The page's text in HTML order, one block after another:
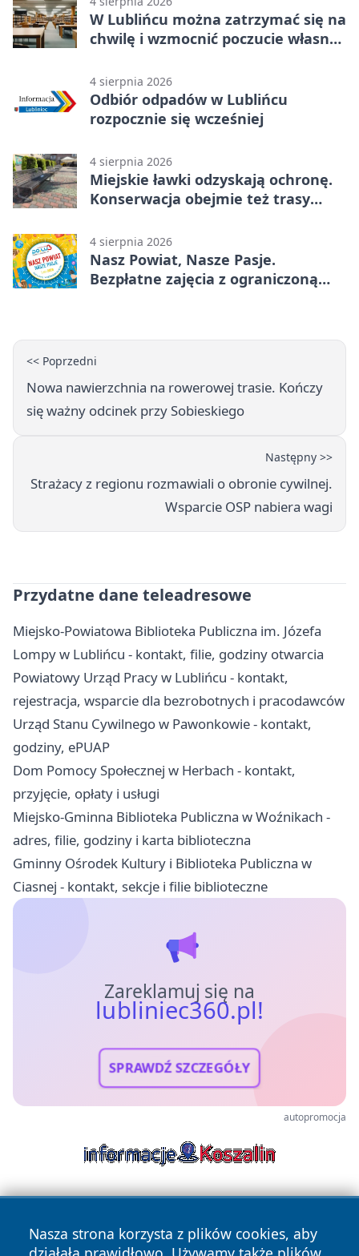
W Lublińcu można zatrzymać się na
chwilę i wzmocnić poczucie własnej
4 sierpnia 2026
Odbiór odpadów w Lublińcu
rozpocznie się wcześniej
4 sierpnia 2026
Miejskie ławki odzyskają ochronę.
Konserwacja obejmie też trasy
4 sierpnia 2026
Nasz Powiat, Nasze Pasje.
Bezpłatne zajęcia z ograniczoną
<< Poprzedni
Nowa nawierzchnia na rowerowej trasie. Kończy
się ważny odcinek przy Sobieskiego
Następny >>
Strażacy z regionu rozmawiali o obronie cywilnej.
Wsparcie OSP nabiera wagi
Przydatne dane teleadresowe
Miejsko-Powiatowa Biblioteka Publiczna im. Józefa
Lompy w Lublińcu - kontakt, filie, godziny otwarcia
Powiatowy Urząd Pracy w Lublińcu - kontakt,
rejestracja, wsparcie dla bezrobotnych i pracodawców
Urząd Stanu Cywilnego w Pawonkowie - kontakt,
godziny, ePUAP
Dom Pomocy Społecznej w Herbach - kontakt,
przyjęcie, opłaty i usługi
Miejsko-Gminna Biblioteka Publiczna w Woźnikach -
adres, filie, godziny i karta biblioteczna
Gminny Ośrodek Kultury i Biblioteka Publiczna w
Ciasnej - kontakt, sekcje i filie biblioteczne
Zareklamuj się na
lubliniec360.pl!
SPRAWDŹ SZCZEGÓŁY
autopromocja
Nasza strona korzysta z plików cookies, aby